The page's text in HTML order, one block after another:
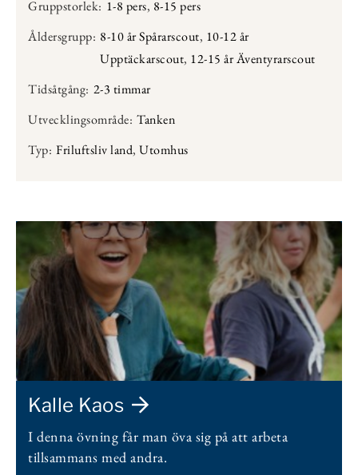
Gruppstorlek: 1-8 pers, 8-15 pers
Åldersgrupp: 8-10 år Spårarscout, 10-12 år
Upptäckarscout, 12-15 år Äventyrarscout
Tidsåtgång: 2-3 timmar
Utvecklingsområde: Tanken
Typ: Friluftsliv land, Utomhus
Kalle Kaos
I denna övning får man öva sig på att arbeta
tillsammans med andra.